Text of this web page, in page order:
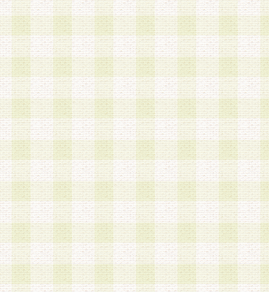
契約を締結しこれを遵守させるとともに、本規約
の注意をもって当該情報を使用させるものとし ま
a.本サービスに係る謝礼、景品、調査サンプル品
b.会員からの電話、メール等の問い合わせなどへ
c.モバイルリサーチ、またはグループ形式による
実施もしくは運営
d.その他これらに付随する業務
4.会員は、住所、電話番号その他の登録情報につ
合は、速やかに当社所定の変更手続きを行うもの
5.当社は、必要と認めた場合、会員に対して、電
手段により登録情報の対象者が会員登録者本人で
の内容が正確であること、アンケートの回答内容
うことができるものとます。
6.会員は、会員登録後当社が定期的に行う登録情
して、当社指定の期間内に更新手続きを行うもの
該期間内に更新手続きを行わない場合、その時点
発行したポイントは失効されるものとします。